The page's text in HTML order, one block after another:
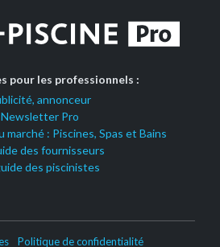
pour les professionnels :
annonceur
Newsletter Pro
marché : Piscines, Spas et Bains
des fournisseurs
des piscinistes
Politique de confidentialité